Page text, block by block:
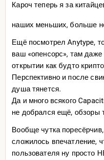
Кароч теперь я за
наших меньших, больше
Ещё посмотрел Anytype,
ваш «опенсорс», там
открытии как будто
Перспективно и после
душа тянется.
Да и много всякого
не добрался ещё, обзоры
Вообще чутка
сложилось впечатление,
пользователя ну просто